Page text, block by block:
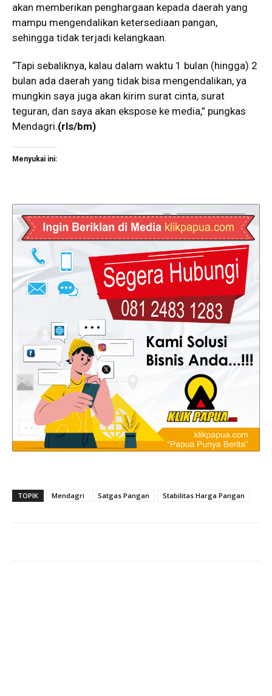
akan memberikan penghargaan kepada daerah yang
mampu mengendalikan ketersediaan pangan,
sehingga tidak terjadi kelangkaan.
“Tapi sebaliknya, kalau dalam waktu 1 bulan (hingga) 2
bulan ada daerah yang tidak bisa mengendalikan, ya
mungkin saya juga akan kirim surat cinta, surat
teguran, dan saya akan ekspose ke media,” pungkas
Mendagri.(rls/bm)
Menyukai ini:
TOPIK Mendagri Satgas Pangan Stabilitas Harga Pangan